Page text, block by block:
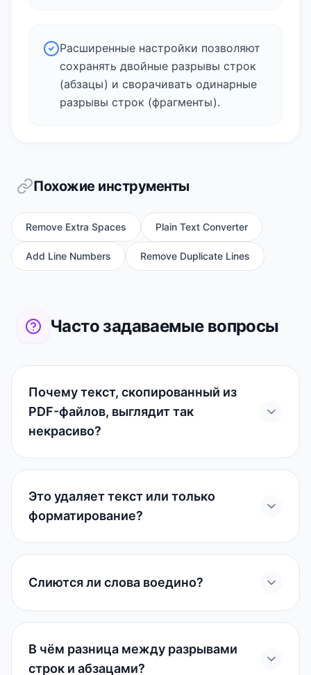
Расширенные настройки позволяют
сохранять двойные разрывы строк
(абзацы) и сворачивать одинарные
разрывы строк (фрагменты).
Похожие инструменты
Remove Extra Spaces Plain Text Converter
Add Line Numbers Remove Duplicate Lines
Часто задаваемые вопросы
Почему текст, скопированный из
PDF-файлов, выглядит так
некрасиво?
Это удаляет текст или только
форматирование?
Слиются ли слова воедино?
В чём разница между разрывами
строк и абзацами?